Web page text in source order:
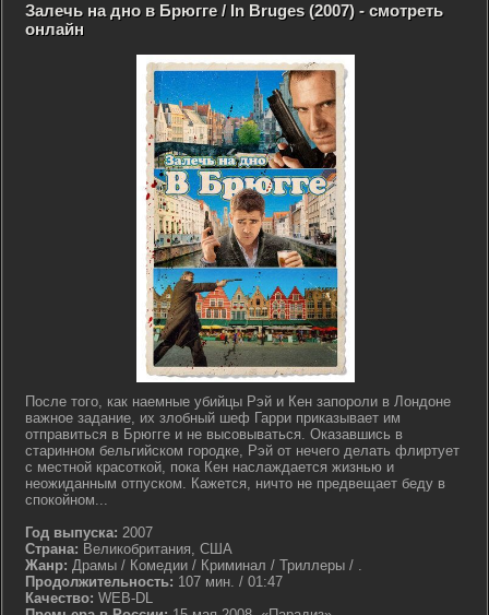
Залечь на дно в Брюгге / In Bruges (2007) - смотреть
онлайн
После того, как наемные убийцы Рэй и Кен запороли в Лондоне
важное задание, их злобный шеф Гарри приказывает им
отправиться в Брюгге и не высовываться. Оказавшись в
старинном бельгийском городке, Рэй от нечего делать флиртует
с местной красоткой, пока Кен наслаждается жизнью и
неожиданным отпуском. Кажется, ничто не предвещает беду в
спокойном...
Год выпуска: 2007
Страна: Великобритания, США
Жанр: Драмы / Комедии / Криминал / Триллеры / .
Продолжительность: 107 мин. / 01:47
Качество: WEB-DL